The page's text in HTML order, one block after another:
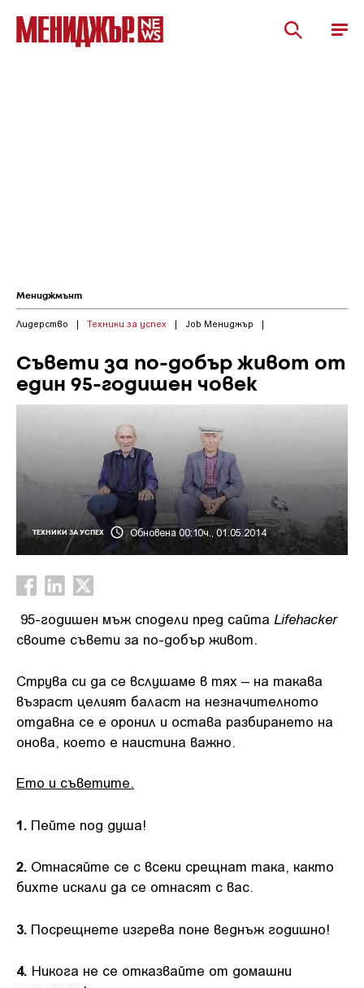
Мениджмънт
Лидерство | Техники за успех | Job Мениджър |
Съвети за по-добър живот от
един 95-годишен човек
ТЕХНИКИ ЗА УСПЕХ Обновена 00:10ч., 01.05.2014
95-годишен мъж сподели пред сайта Lifehacker
своите съвети за по-добър живот.
Струва си да се вслушаме в тях – на такава
възраст целият баласт на незначителното
отдавна се е оронил и остава разбирането на
онова, което е наистина важно.
Ето и съветите.
1. Пейте под душа!
2. Отнасяйте се с всеки срещнат така, както
бихте искали да се отнасят с вас.
3. Посрещнете изгрева поне веднъж годишно!
4. Никога не се отказвайте от домашни